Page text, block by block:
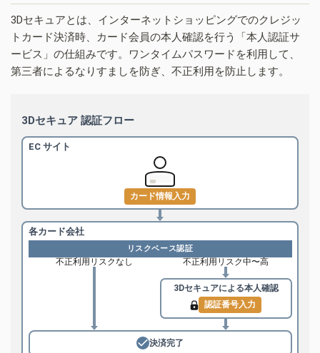
3Dセキュアとは、インターネットショッピングでのクレジッ
トカード決済時、カード会員の本人確認を行う「本人認証サ
ービス」の仕組みです。ワンタイムパスワードを利用して、
第三者によるなりすましを防ぎ、不正利用を防止します。
3Dセキュア 認証フロー
EC サイト
カード情報入力
各カード会社
リスクベース認証
不正利用リスクなし 不正利用リスク中〜高
3Dセキュアによる本人確認
認証番号入力
決済完了